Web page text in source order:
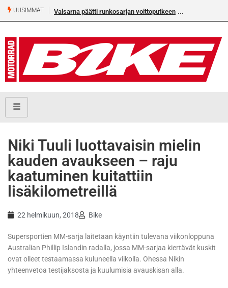
UUSIMMAT Valsarna päätti runkosarjan voittoputkeen
Niki Tuuli luottavaisin mielin
kauden avaukseen – raju
kaatuminen kuitattiin
lisäkilometreillä
22 helmikuun, 2018 Bike
Supersportien MM-sarja laitetaan käyntiin tulevana viikonloppuna
Australian Phillip Islandin radalla, jossa MM-sarjaa kiertävät kuskit
ovat olleet testaamassa kuluneella viikolla. Ohessa Nikin
yhteenvetoa testijaksosta ja kuulumisia avauskisan alla.